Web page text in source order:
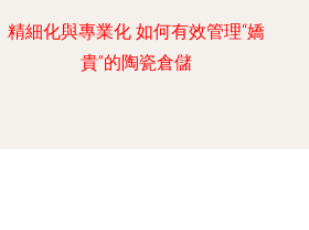
精細化與專業化 如何有效管理“嬌
貴”的陶瓷倉儲